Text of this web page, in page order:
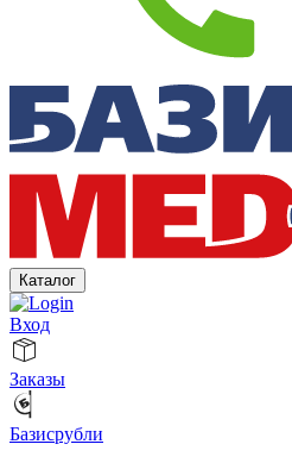
Каталог
Вход
Заказы
Базисрубли